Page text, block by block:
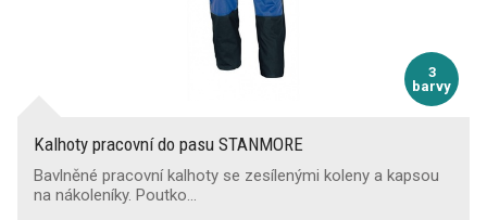
3
barvy
Kalhoty pracovní do pasu STANMORE
Bavlněné pracovní kalhoty se zesílenými koleny a kapsou
na nákoleníky. Poutko…